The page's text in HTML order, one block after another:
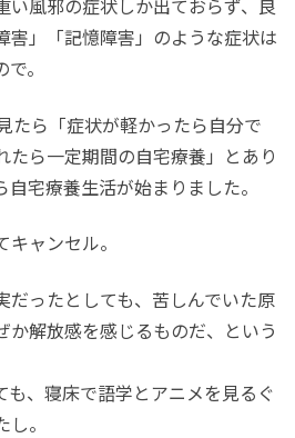
い風邪の症状しか出ておらず、良
害」「記憶障害」のような症状は
。
たら「症状が軽かったら自分で
たら一定期間の自宅療養」とあり
宅療養生活が始まりました。
ャンセル。
だったとしても、苦しんでいた原
か解放感を感じるものだ、という
も、寝床で語学とアニメを見るぐ
。